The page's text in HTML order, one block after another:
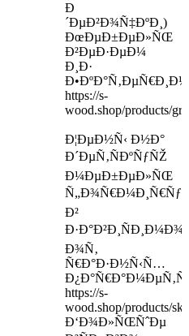
Ð
´ÐµÐ²Ð¾Ñ‡ÐºÐ¸)
ÐœÐµÐ±ÐµÐ»ÑŒ
Ð²ÐµÐ·ÐµÐ¼
Ð¸Ð·
https://s-
wood.shop/products/
Ð¦ÐµÐ½Ñ‹ Ð½Ð°
Ð´ÐµÑ‚ÑÐºÑƒÑŽ
Ð¼ÐµÐ±ÐµÐ»ÑŒ
Ð²
Ð¾Ñ‚
Ñ€Ð°Ð·Ð½Ñ‹Ñ…
https://s-
wood.shop/products/
Ð‘Ð¾Ð»ÑŒÑˆÐµ